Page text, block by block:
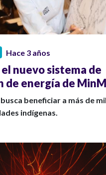
Hace 3 años
nuevo sistema de
de energía de
beneficiar a más de
indígenas.